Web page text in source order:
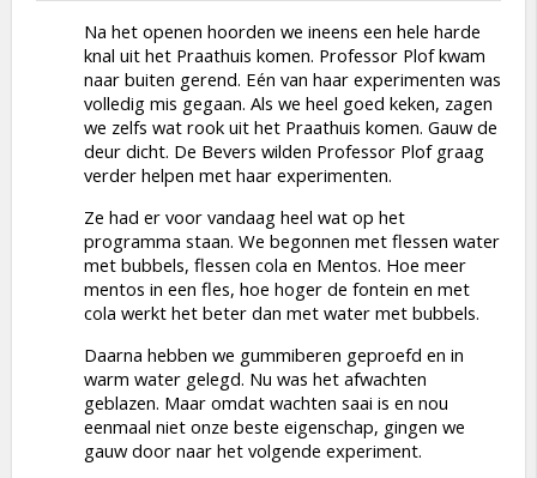
Na het openen hoorden we ineens een hele harde
knal uit het Praathuis komen. Professor Plof kwam
naar buiten gerend. Eén van haar experimenten was
volledig mis gegaan. Als we heel goed keken, zagen
we zelfs wat rook uit het Praathuis komen. Gauw de
deur dicht. De Bevers wilden Professor Plof graag
verder helpen met haar experimenten.
Ze had er voor vandaag heel wat op het
programma staan. We begonnen met flessen water
met bubbels, flessen cola en Mentos. Hoe meer
mentos in een fles, hoe hoger de fontein en met
cola werkt het beter dan met water met bubbels.
Daarna hebben we gummiberen geproefd en in
warm water gelegd. Nu was het afwachten
geblazen. Maar omdat wachten saai is en nou
eenmaal niet onze beste eigenschap, gingen we
gauw door naar het volgende experiment.